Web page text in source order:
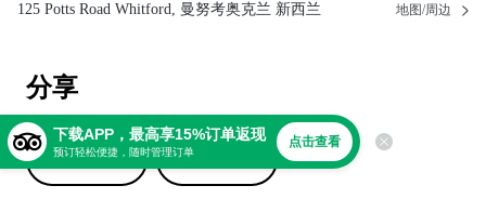
125 Potts Road Whitford, 曼努考奥克兰 新西兰 地图/周边
分享
撰写点评 上传照片
下载APP，最高享15%订单返现
预订轻松便捷，随时管理订单
点击查看